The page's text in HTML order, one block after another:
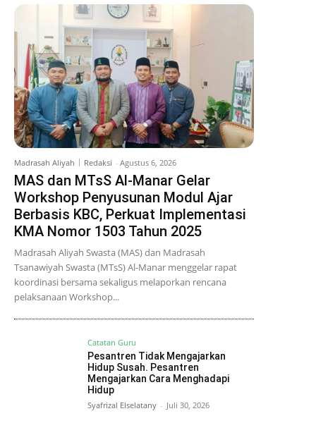
Madrasah Aliyah Redaksi - Agustus 6, 2026
MAS dan MTsS Al-Manar Gelar
Workshop Penyusunan Modul Ajar
Berbasis KBC, Perkuat Implementasi
KMA Nomor 1503 Tahun 2025
Madrasah Aliyah Swasta (MAS) dan Madrasah
Tsanawiyah Swasta (MTsS) Al-Manar menggelar rapat
koordinasi bersama sekaligus melaporkan rencana
pelaksanaan Workshop...
Catatan Guru
Pesantren Tidak Mengajarkan
Hidup Susah. Pesantren
Mengajarkan Cara Menghadapi
Hidup
Syafrizal Elselatany - Juli 30, 2026